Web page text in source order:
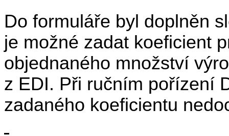
Do formuláře byl doplněn
je možné zadat koeficient
objednaného množství
z EDI. Při ručním pořízení
zadaného koeficientu